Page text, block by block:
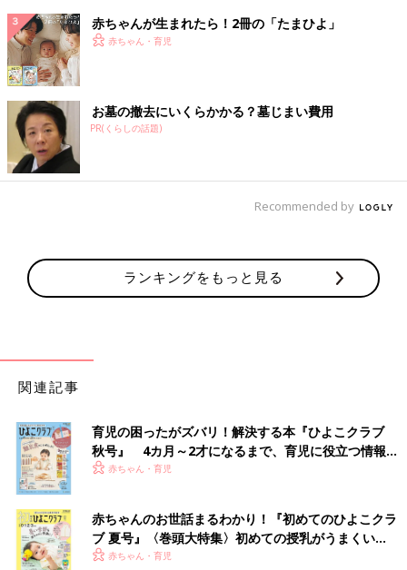
チとクロミのレッスンバッグ。綿100％のイブル素材が今っぽく
高見えするのもうれしいポイント♪ 「ママもキッズも使える」
と、SNSでも人気を集めています◎
大人気シリーズ！夏にぴったりな「日焼けキティ」
の半袖Tシャツ
赤ちゃんが生まれたら！2冊の「たまひよ」
赤ちゃん・育児
お墓の撤去にいくらかかる？墓じまい費用
PR(くらしの話題)
Recommended by
ランキングをもっと見る
関連記事
育児の困ったがズバリ！解決する本『ひよこクラブ
秋号』 4カ月～2才になるまで、育児に役立つ情報が
いっぱい！
赤ちゃん・育児
赤ちゃんのお世話まるわかり！『初めてのひよこクラ
ブ 夏号』〈巻頭大特集〉初めての授乳がうまくい
く！ おっぱい・ミルクの基本と夏のトラブル 解決テ
赤ちゃん・育児